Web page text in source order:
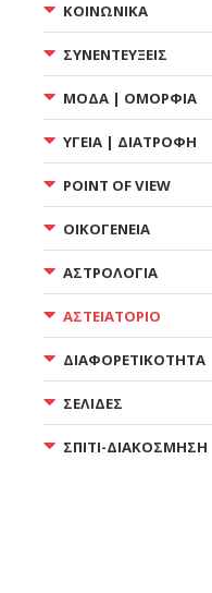
ΚΟΙΝΩΝΙΚΑ
ΣΥΝΕΝΤΕΥΞΕΙΣ
ΜΟΔΑ | ΟΜΟΡΦΙΑ
ΥΓΕΙΑ | ΔΙΑΤΡΟΦΗ
POINT OF VIEW
ΟΙΚΟΓΕΝΕΙΑ
ΑΣΤΡΟΛΟΓΙΑ
ΑΣΤΕΙΑΤΟΡΙΟ
ΔΙΑΦΟΡΕΤΙΚΟΤΗΤΑ
ΣΕΛΙΔΕΣ
ΣΠΙΤΙ-ΔΙΑΚΟΣΜΗΣΗ